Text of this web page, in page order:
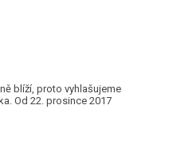
blíží, proto vyhlašujeme
Od 22. prosince 2017